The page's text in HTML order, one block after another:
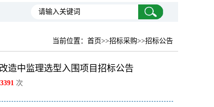
当前位置： 首页>>招标采购>>招标公告
造中监理选型入围项目招标公告
3391 次